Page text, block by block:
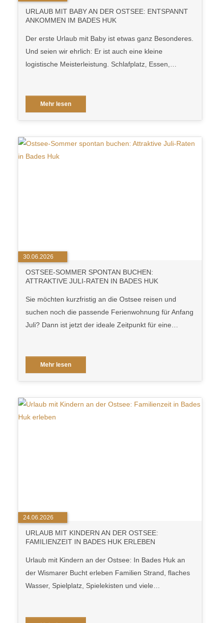
URLAUB MIT BABY AN DER OSTSEE: ENTSPANNT
ANKOMMEN IM BADES HUK
Der erste Urlaub mit Baby ist etwas ganz Besonderes.
Und seien wir ehrlich: Er ist auch eine kleine
logistische Meisterleistung. Schlafplatz, Essen,…
Mehr lesen
30.06.2026
OSTSEE-SOMMER SPONTAN BUCHEN:
ATTRAKTIVE JULI-RATEN IN BADES HUK
Sie möchten kurzfristig an die Ostsee reisen und
suchen noch die passende Ferienwohnung für Anfang
Juli? Dann ist jetzt der ideale Zeitpunkt für eine…
Mehr lesen
24.06.2026
URLAUB MIT KINDERN AN DER OSTSEE:
FAMILIENZEIT IN BADES HUK ERLEBEN
Urlaub mit Kindern an der Ostsee: In Bades Huk an
der Wismarer Bucht erleben Familien Strand, flaches
Wasser, Spielplatz, Spielekisten und viele…